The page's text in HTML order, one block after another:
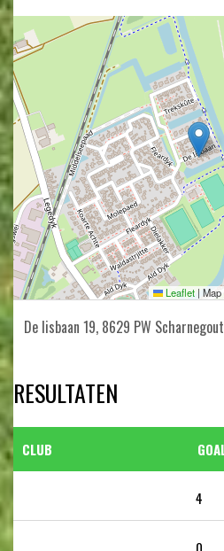
Leaflet |
De Iisbaan 19, 8629 PW
RESULTATEN
CLUB
4